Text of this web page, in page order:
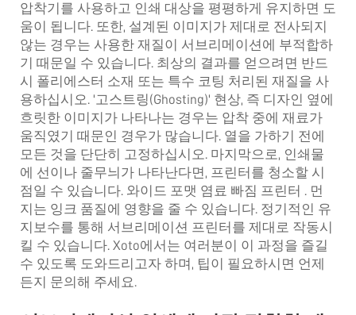
압착기를 사용하고 인쇄 대상을 평평하게 유지하면 도
움이 됩니다. 또한, 설계된 이미지가 제대로 전사되지
않는 경우는 사용한 재질이 서브리메이션에 부적합하
기 때문일 수 있습니다. 최상의 결과를 얻으려면 반드
시 폴리에스터 소재 또는 특수 코팅 처리된 재질을 사
용하십시오. '고스트링(Ghosting)' 현상, 즉 디자인 옆에
흐릿한 이미지가 나타나는 경우는 압착 중에 재료가
움직였기 때문인 경우가 많습니다. 열을 가하기 전에
모든 것을 단단히 고정하십시오. 마지막으로, 인쇄물
에 선이나 줄무늬가 나타난다면, 프린터를 청소할 시
점일 수 있습니다. 와이드 포맷 염료 빠짐 프린터 . 먼
지는 잉크 품질에 영향을 줄 수 있습니다. 정기적인 유
지보수를 통해 서브리메이션 프린터를 제대로 작동시
킬 수 있습니다. Xoto에서는 여러분이 이 과정을 즐길
수 있도록 도와드리고자 하며, 팁이 필요하시면 언제
든지 문의해 주세요.